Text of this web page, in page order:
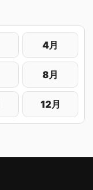
4月
8月
12月